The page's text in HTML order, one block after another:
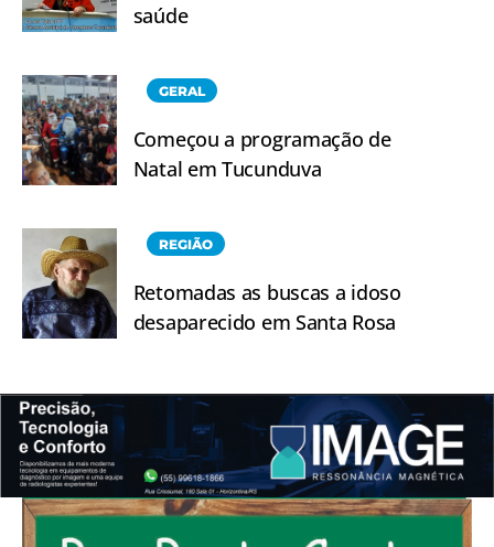
saúde
GERAL
Começou a programação de
Natal em Tucunduva
REGIÃO
Retomadas as buscas a idoso
desaparecido em Santa Rosa